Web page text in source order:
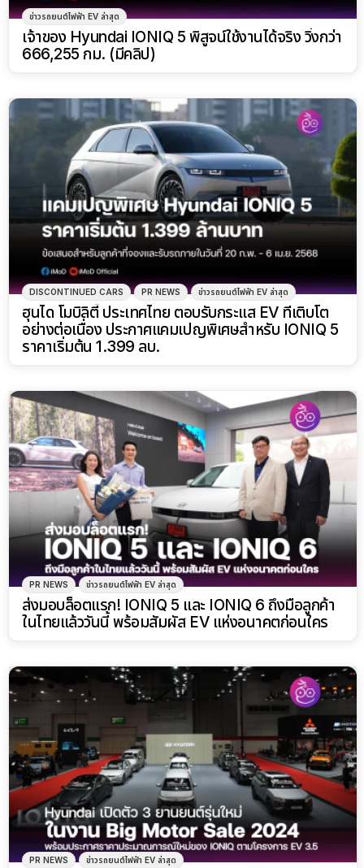
ข่าวรถยนต์ไฟฟ้า EV ล่าสุด
เจ้าของ Hyundai IONIQ 5 พิสูจน์ใช้งานได้จริง วิ่งกว่า
666,255 กม. (มีคลิป)
DISCONTINUED CARS PR NEWS ข่าวรถยนต์ไฟฟ้า EV ล่าสุด
ฮุนได โมบิลิตี้ ประเทศไทย ตอบรับกระแส EV ที่เติบโต
อย่างต่อเนื่อง ประกาศแคมเปญพิเศษสำหรับ IONIQ 5
ราคาเริ่มต้น 1.399 ลบ.
PR NEWS ข่าวรถยนต์ไฟฟ้า EV ล่าสุด
ส่งมอบล็อตแรก! IONIQ 5 และ IONIQ 6 ถึงมือลูกค้า
ในไทยแล้ววันนี้ พร้อมสัมผัส EV แห่งอนาคตก่อนใคร
PR NEWS ข่าวรถยนต์ไฟฟ้า EV ล่าสุด